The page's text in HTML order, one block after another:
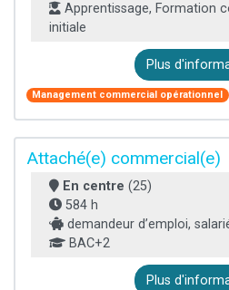
Apprentissage, Formation
initiale
Plus
Management commercial opérationnel
Attaché(e) commercial(e)
En centre (25)
584 h
demandeur d’emploi,
BAC+2
Plus